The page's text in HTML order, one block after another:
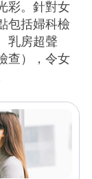
彩。針對女
包括婦科檢
乳房超聲
查），令女